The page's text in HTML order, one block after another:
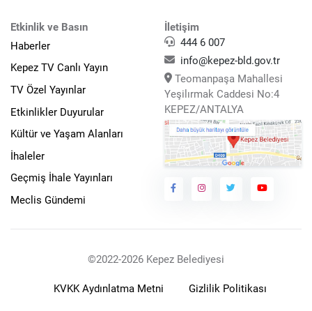
Etkinlik ve Basın
Haberler
Kepez TV Canlı Yayın
TV Özel Yayınlar
Etkinlikler Duyurular
Kültür ve Yaşam Alanları
İhaleler
Geçmiş İhale Yayınları
Meclis Gündemi
İletişim
444 6 007
info@kepez-bld.gov.tr
Teomanpaşa Mahallesi
Yeşilırmak Caddesi No:4
KEPEZ/ANTALYA
©2022-2026 Kepez Belediyesi
KVKK Aydınlatma Metni Gizlilik Politikası